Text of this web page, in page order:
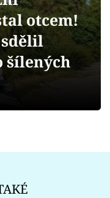
otcem!
šílených